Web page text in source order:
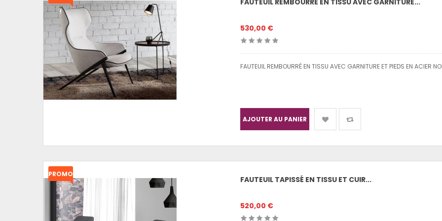
!
FAUTEUIL REMBOURRÉ EN TISSU AVEC GARNITURE...
530,00 €
FAUTEUIL REMBOURRÉ EN TISSU AVEC GARNITURE ET PIEDS EN ACIER
AJOUTER AU PANIER
PROMO
!
FAUTEUIL TAPISSÉ EN TISSU ET CUIR...
520,00 €